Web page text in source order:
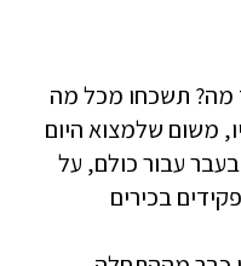
מה? תשכחו מכל מה
משום שלמצוא היום
עבור כולם, על
בכירים